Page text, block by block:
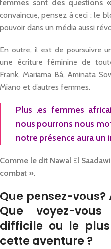
femmes sont des questions
convaincue, pensez à ceci : le
pouvoir dans un média aussi
En outre, il est de poursuivre
une écriture féminine de
Frank, Mariama Bâ, Aminata
Miano et d’autres femmes.
Plus les femmes
nous pourrons nous
notre présence aura un
Comme le dit Nawal El
combat ».
Que pensez-
Que voyez-
difficile ou le
cette aventure ?